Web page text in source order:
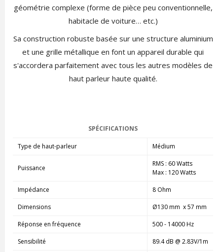
géométrie complexe (forme de pièce peu conventionnelle,
habitacle de voiture… etc.)
Sa construction robuste basée sur une structure aluminium
et une grille métallique en font un appareil durable qui
s'accordera parfaitement avec tous les autres modèles de
haut parleur haute qualité.
SPÉCIFICATIONS
Type de haut-parleur Médium
Puissance
RMS : 60 Watts
Max : 120 Watts
Impédance 8 Ohm
Dimensions Ø130 mm x 57 mm
Réponse en fréquence 500 - 14000 Hz
Sensibilité 89.4 dB @ 2.83V/1m